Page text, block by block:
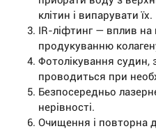
клітин і випарувати їх.
IR-ліфтинг — вплив на
продукуванню
Фотолікування
проводиться при
Безпосередньо
нерівності.
Очищення і повторна